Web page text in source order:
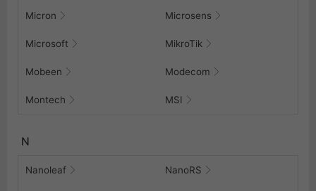
Micron Microsens
Microsoft MikroTik
Mobeen Modecom
Montech MSI
N
Nanoleaf NanoRS